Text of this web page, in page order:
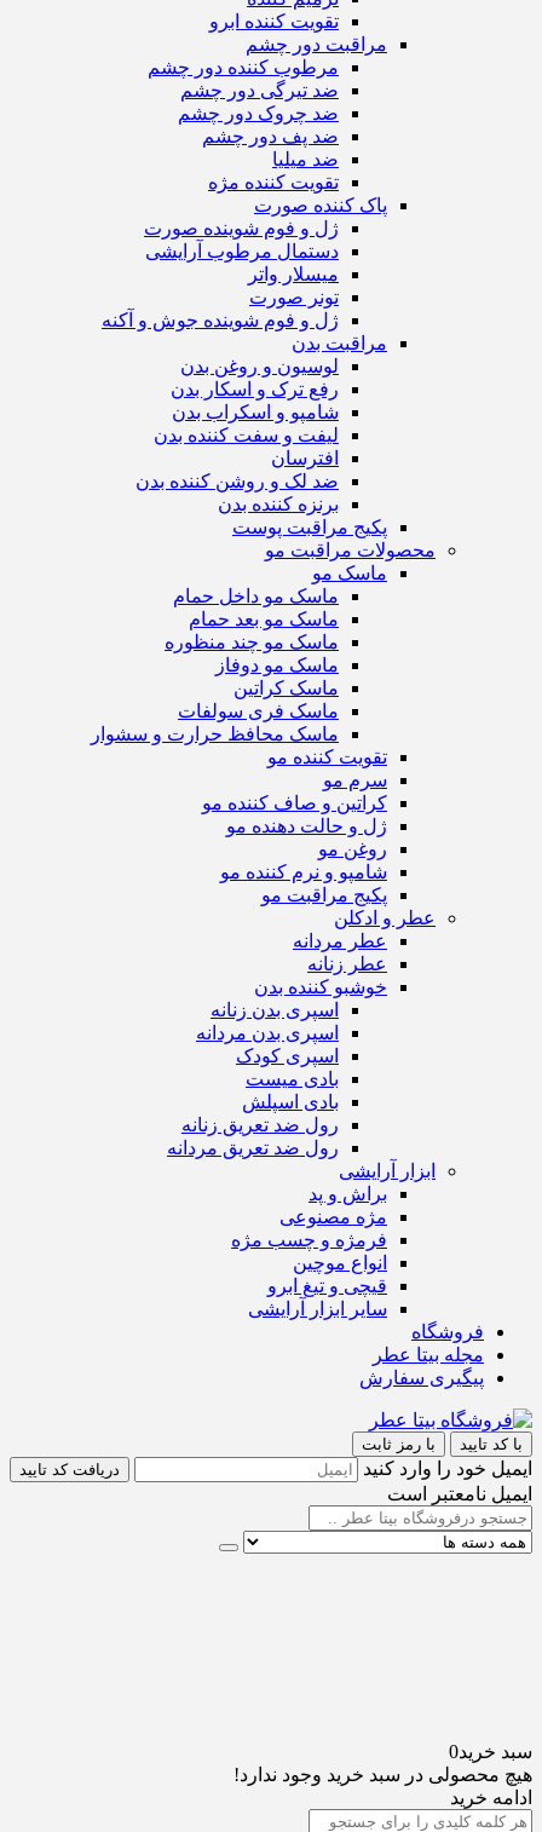
تقویت کننده ابرو
مراقبت دور چشم
مرطوب کننده دور چشم
ضد تیرگی دور چشم
ضد چروک دور چشم
ضد پف دور چشم
ضد میلیا
تقویت کننده مژه
پاک کننده صورت
ژل و فوم شوینده صورت
دستمال مرطوب آرایشی
میسلار واتر
تونر صورت
ژل و فوم شوینده جوش و آکنه
مراقبت بدن
لوسیون و روغن بدن
رفع ترک و اسکار بدن
شامپو و اسکراب بدن
لیفت و سفت کننده بدن
افترسان
ضد لک و روشن کننده بدن
برنزه کننده بدن
پکیج مراقبت پوست
محصولات مراقبت مو
ماسک مو
ماسک مو داخل حمام
ماسک مو بعد حمام
ماسک مو چند منظوره
ماسک مو دوفاز
ماسک کراتین
ماسک فری سولفات
ماسک محافظ حرارت و سشوار
تقویت کننده مو
سرم مو
کراتین و صاف کننده مو
ژل و حالت دهنده مو
روغن مو
شامپو و نرم کننده مو
پکیج مراقبت مو
عطر و ادکلن
عطر مردانه
عطر زنانه
خوشبو کننده بدن
اسپری بدن زنانه
اسپری بدن مردانه
اسپری کودک
بادی میست
بادی اسپلش
رول ضد تعریق زنانه
رول ضد تعریق مردانه
ابزار آرایشی
براش و پد
مژه مصنوعی
فرمژه و چسب مژه
انواع موچین
قیچی و تیغ ابرو
سایر ابزار آرایشی
فروشگاه
مجله بیتا عطر
پیگیری سفارش
با کد تایید با رمز ثابت
ایمیل خود را وارد کنید دریافت کد تایید
ایمیل نامعتبر است
سبد خرید0
هیچ محصولی در سبد خرید وجود ندارد!
ادامه خرید